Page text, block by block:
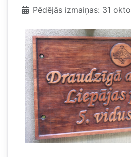
Pēdējās izmaiņas: 31